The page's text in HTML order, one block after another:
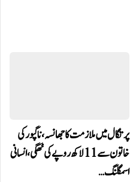
پرتگال میں ملازمت کا جھانسہ،ناگپور کی
خاتون سے 11 لاکھ روپے کی ٹھگی، انسانی
اسمگلنگ…